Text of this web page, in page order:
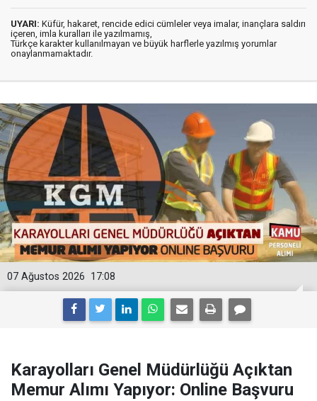
UYARI: Küfür, hakaret, rencide edici cümleler veya imalar, inançlara saldırı
içeren, imla kuralları ile yazılmamış,
Türkçe karakter kullanılmayan ve büyük harflerle yazılmış yorumlar
onaylanmamaktadır.
17:08
07 Ağustos 2026
Karayolları Genel Müdürlüğü Açıktan
Memur Alımı Yapıyor: Online Başvuru